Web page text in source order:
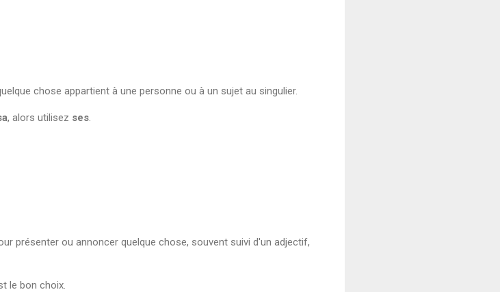
chose appartient à une personne ou à un sujet au singulier.
, alors utilisez ses.
présenter ou annoncer quelque chose, souvent suivi d'un adjectif,
le bon choix.